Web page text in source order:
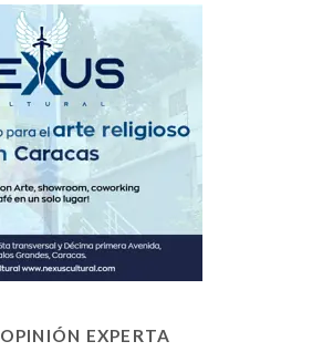
OPINIÓN EXPERTA